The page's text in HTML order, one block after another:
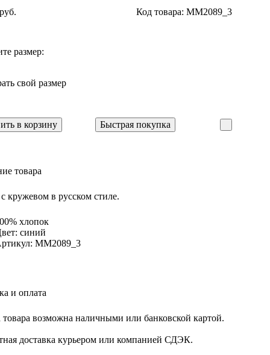
Код товара: MM2089_3
размер:
свой размер
в корзину Быстрая покупка
товара
кружевом в русском стиле.
хлопок
синий
MM2089_3
и оплата
товара возможна наличными или банковской картой.
доставка курьером или компанией СДЭК.